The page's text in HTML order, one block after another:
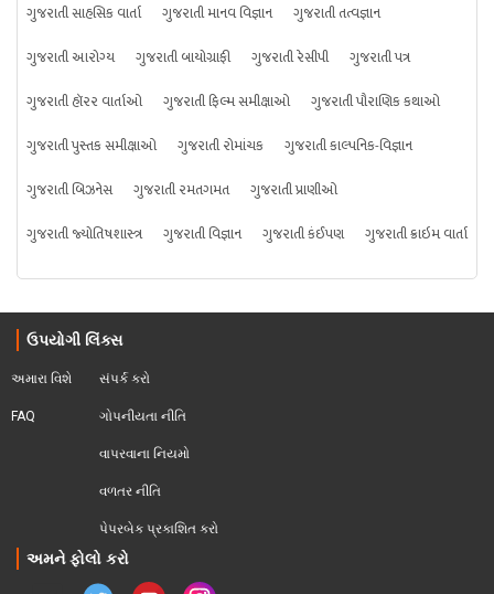
ગુજરાતી સાહસિક વાર્તા
ગુજરાતી માનવ વિજ્ઞાન
ગુજરાતી તત્વજ્ઞાન
ગુજરાતી આરોગ્ય
ગુજરાતી બાયોગ્રાફી ગુજરાતી રેસીપી
ગુજરાતી પત્ર
ગુજરાતી હૉરર વાર્તાઓ
ગુજરાતી ફિલ્મ સમીક્ષાઓ
ગુજરાતી પૌરાણિક કથાઓ
ગુજરાતી પુસ્તક સમીક્ષાઓ
ગુજરાતી રોમાંચક
ગુજરાતી કાલ્પનિક-વિજ્ઞાન
ગુજરાતી બિઝનેસ
ગુજરાતી રમતગમત
ગુજરાતી પ્રાણીઓ
ગુજરાતી જ્યોતિષશાસ્ત્ર
ગુજરાતી વિજ્ઞાન ગુજરાતી કંઈપણ ગુજરાતી ક્રાઇમ વાર્તા
ઉપયોગી લિંક્સ
અમારા વિશે
FAQ
સંપર્ક કરો
ગોપનીયતા નીતિ
વાપરવાના નિયમો
વળતર નીતિ
પેપરબેક પ્રકાશિત કરો
અમને ફોલો કરો